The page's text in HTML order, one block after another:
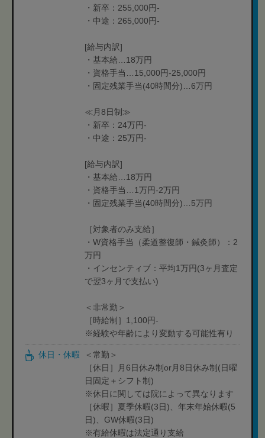
・新卒：255,000円-
・中途：265,000円-
[給与内訳]
・基本給…18万円
・資格手当…15,000円-25,000円
・固定残業手当(40時間分)…6万円
≪月8日制≫
・新卒：24万円-
・中途：25万円-
[給与内訳]
・基本給…18万円
・資格手当…1万円-2万円
・固定残業手当(40時間分)…5万円
［対象者のみ支給］
・W資格手当（柔道整復師・鍼灸師）：2
万円
・インセンティブ：平均1万円(3ヶ月査定
で翌3ヶ月で支払い)
＜非常勤＞
［時給制］1,100円-
※経験や年齢により変動する可能性有り
休日・休暇
＜常勤＞
［休日］月6日休み制or月8日休み制(日曜
日固定＋シフト制)
※休日に関しては院によって異なります
［休暇］夏季休暇(3日)、年末年始休暇(5
日)、GW休暇(3日)
※有給休暇は法定通り支給